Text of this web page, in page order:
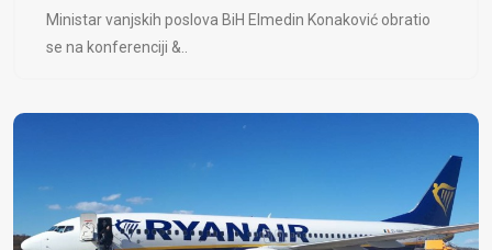
Ministar vanjskih poslova BiH Elmedin Konaković obratio
se na konferenciji &..